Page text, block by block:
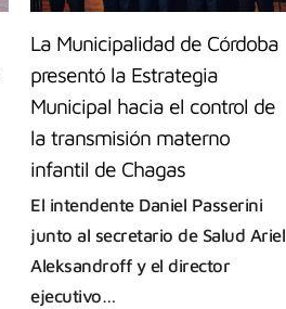
La Municipalidad de Córdoba
presentó la Estrategia
Municipal hacia el control de
la transmisión materno
infantil de Chagas
El intendente Daniel Passerini
junto al secretario de Salud Ariel
Aleksandroff y el director
ejecutivo…